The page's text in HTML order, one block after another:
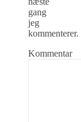
gang
jeg
kommenterer.
Kommentar